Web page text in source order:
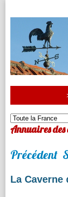
Annuaires des
Précédent
La Caverne